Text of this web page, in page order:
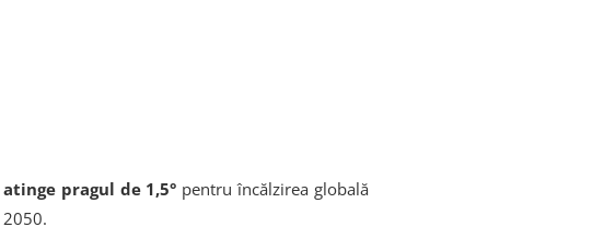
pragul de 1,5° pentru încălzirea globală